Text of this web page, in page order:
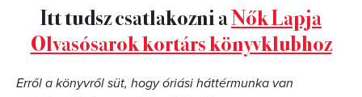
Itt tudsz csatlakozni aNők Lapja
Olvasósarok kortárs könyvklubhoz
Erről a könyvről süt, hogy óriási háttérmunka van